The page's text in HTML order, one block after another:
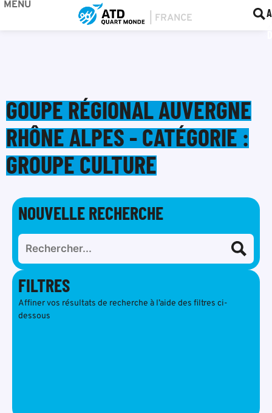
MENU
GOUPE RÉGIONAL AUVERGNE
RHÔNE ALPES - CATÉGORIE :
GROUPE CULTURE
NOUVELLE RECHERCHE
FILTRES
Affiner vos résultats de recherche à l’aide des filtres ci-
dessous